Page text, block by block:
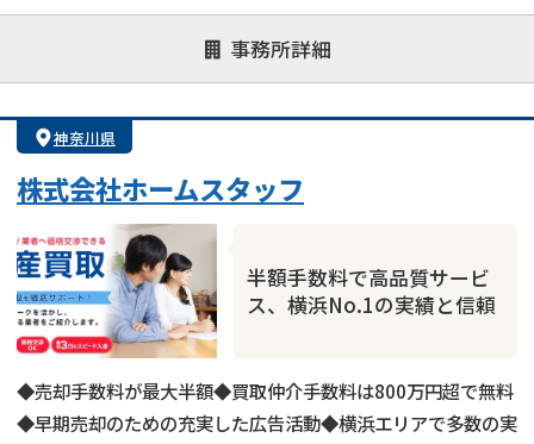
事務所詳細
対応が親身 オンライン面談可能
レスポンスが早い
1億円以上の買取可
神奈川県
株式会社ホームスタッフ
半額手数料で高品質サービ
ス、横浜No.1の実績と信頼
◆売却手数料が最大半額◆買取仲介手数料は800万円超で無料
◆早期売却のための充実した広告活動◆横浜エリアで多数の実